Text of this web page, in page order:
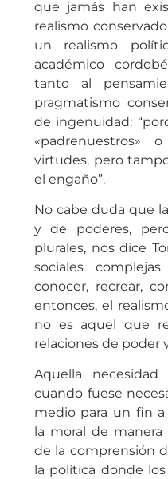
que jamás han
realismo
un realismo
académico
tanto al
pragmatismo
de ingenuidad:
«padrenuestros»
virtudes, pero
el engaño”.
No cabe duda que
y de poderes,
plurales, nos dice
sociales
conocer, recrear,
entonces, el
no es aquel que
relaciones de poder
Aquella
cuando fuese
medio para un fin a
la moral de
de la comprensión
la política donde